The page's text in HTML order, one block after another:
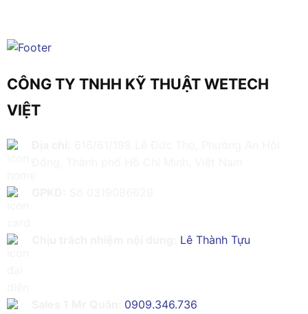
CÔNG TY TNHH KỸ THUẬT WETECH
VIỆT
Lê Thành Tựu
0909.346.736